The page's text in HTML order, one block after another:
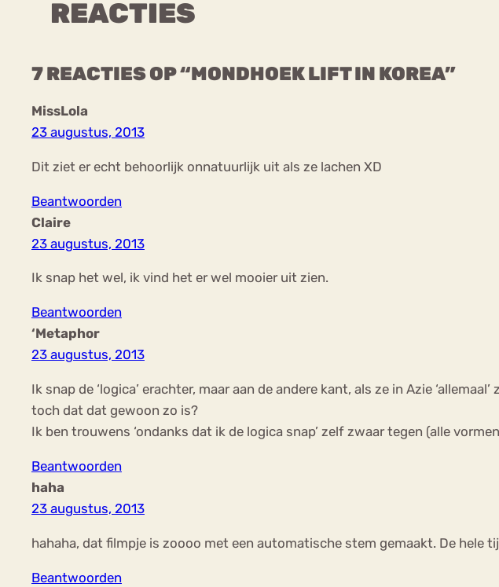
REACTIES
7 REACTIES OP “MONDHOEK LIFT IN KOREA”
MissLola
23 augustus, 2013
Dit ziet er echt behoorlijk onnatuurlijk uit als ze lachen XD
Beantwoorden
Claire
23 augustus, 2013
Ik snap het wel, ik vind het er wel mooier uit zien.
Beantwoorden
‘Metaphor
23 augustus, 2013
Ik snap de ‘logica’ erachter, maar aan de andere kant, als ze in Azie
toch dat dat gewoon zo is?
Ik ben trouwens ‘ondanks dat ik de logica snap’ zelf zwaar tegen (alle
Beantwoorden
haha
23 augustus, 2013
hahaha, dat filmpje is zoooo met een automatische stem gemaakt. De hele
Beantwoorden